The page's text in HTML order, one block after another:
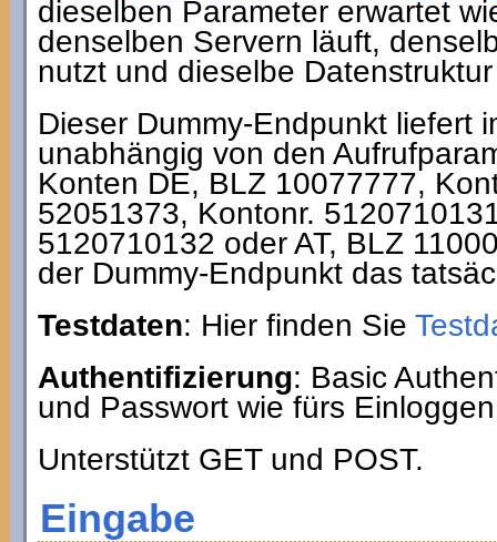
dieselben Parameter erwartet
denselben Servern läuft,
nutzt und dieselbe
Dieser Dummy-Endpunkt liefert
unabhängig von den
Konten DE, BLZ 10077777,
52051373, Kontonr.
5120710132 oder AT, BLZ
der Dummy-Endpunkt das
Testdaten: Hier finden Sie
Authentifizierung: Basic
und Passwort wie fürs
Unterstützt GET und POST.
Eingabe